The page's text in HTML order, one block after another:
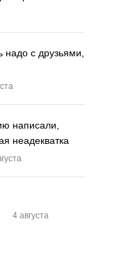
надо с друзьями,
написали,
неадекватка
4 августа